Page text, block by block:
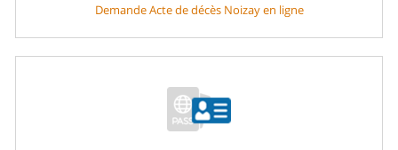
Demande Acte de décès Noizay en ligne